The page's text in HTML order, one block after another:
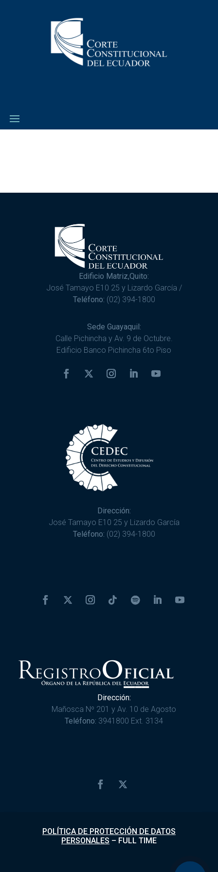
Edificio Matriz,Quito:
José Tamayo E10 25 y Lizardo García /
Teléfono: (02) 394-1800
Sede Guayaquil:
Calle Pichincha y Av. 9 de Octubre.
Edificio Banco Pichincha 6to Piso
Dirección:
José Tamayo E10 25 y Lizardo García
Teléfono: (02) 394-1800
Dirección:
Mañosca Nº 201 y Av. 10 de Agosto
Teléfono: 3941800 Ext. 3134
POLÍTICA DE PROTECCIÓN DE DATOS
PERSONALES – FULL TIME